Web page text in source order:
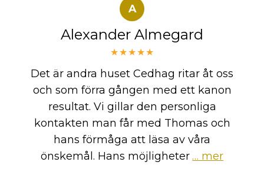
A
Alexander Almegard
★★★★★
Det är andra huset Cedhag ritar åt oss
och som förra gången med ett kanon
resultat. Vi gillar den personliga
kontakten man får med Thomas och
hans förmåga att läsa av våra
önskemål. Hans möjligheter … mer